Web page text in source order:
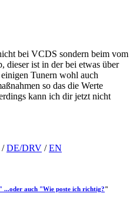
bei VCDS sondern beim vom
dieser ist in der bei etwas über
Tunern wohl auch
so das die Werte
kann ich dir jetzt nicht
/DE/DRV /EN
auch "Wie poste ich richtig?"